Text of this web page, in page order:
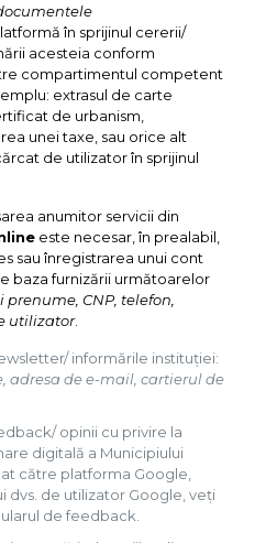
în sprijinul cererii/
acesteia conform
compartimentul competent
extrasul de carte
de urbanism,
unei taxe, sau orice alt
de utilizator în sprijinul
anumitor servicii din
este necesar, în prealabil,
sau înregistrarea unui cont
baza furnizării următoarelor
prenume, CNP, telefon,
utilizator.
informările instituției:
adresa de e-mail, cartierul de
opinii cu privire la
digitală a Municipiului
către platforma Google,
dvs. de utilizator Google, veți
de feedback.